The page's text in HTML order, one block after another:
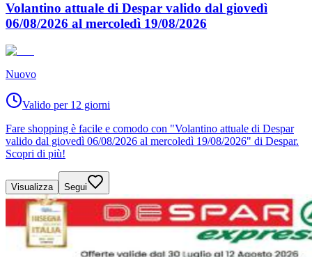
Volantino attuale di Despar valido dal giovedì
06/08/2026 al mercoledì 19/08/2026
Nuovo
Valido per 12 giorni
Fare shopping è facile e comodo con "Volantino attuale di Despar
valido dal giovedì 06/08/2026 al mercoledì 19/08/2026" di Despar.
Scopri di più!
Visualizza Segui